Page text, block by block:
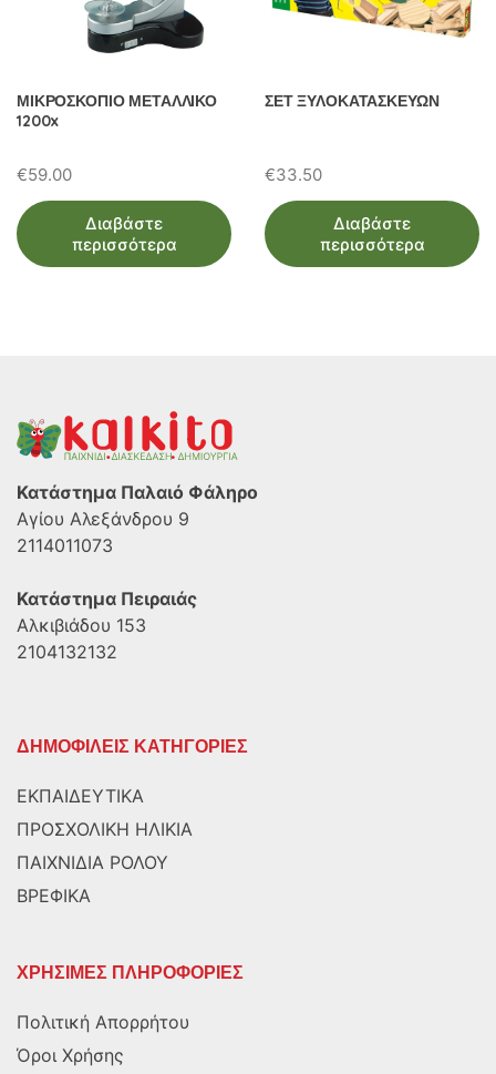
ΜΙΚΡΟΣΚΟΠΙΟ ΜΕΤΑΛΛΙΚΟ
1200x
€59.00
Διαβάστε
περισσότερα
ΣΕΤ ΞΥΛΟΚΑΤΑΣΚΕΥΩΝ
€33.50
Διαβάστε
περισσότερα
Κατάστημα Παλαιό Φάληρο
Αγίου Αλεξάνδρου 9
2114011073
Κατάστημα Πειραιάς
Αλκιβιάδου 153
2104132132
ΔΗΜΟΦΙΛΕΙΣ ΚΑΤΗΓΟΡΙΕΣ
ΕΚΠΑΙΔΕΥΤΙΚΑ
ΠΡΟΣΧΟΛΙΚΗ ΗΛΙΚΙΑ
ΠΑΙΧΝΙΔΙΑ ΡΟΛΟΥ
ΒΡΕΦΙΚΑ
ΧΡΗΣΙΜΕΣ ΠΛΗΡΟΦΟΡΙΕΣ
Πολιτική Απορρήτου
Όροι Χρήσης